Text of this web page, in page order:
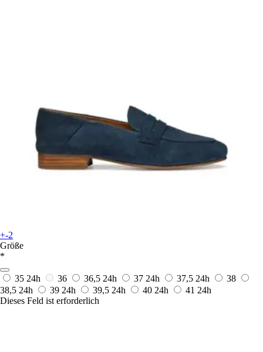
+-2
Größe
*
35 24h 36 36,5 24h 37 24h 37,5 24h
38
38,5 24h 39 24h 39,5 24h 40 24h 41 24h
Dieses Feld ist erforderlich